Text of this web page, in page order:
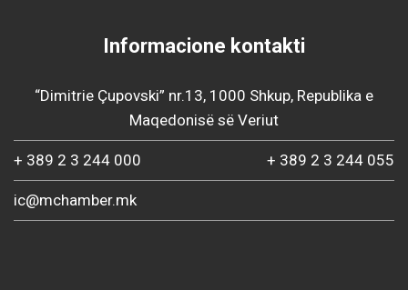
Informacione kontakti
“Dimitrie Çupovski” nr.13, 1000 Shkup, Republika e
Maqedonisë së Veriut
+ 389 2 3 244 000 + 389 2 3 244 055
ic@mchamber.mk